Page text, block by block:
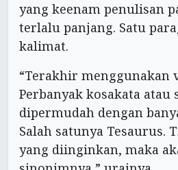
yang keenam penulisan
terlalu panjang. Satu
kalimat.
“Terakhir menggunakan
Perbanyak kosakata atau
dipermudah dengan
Salah satunya Tesaurus.
yang diinginkan, maka